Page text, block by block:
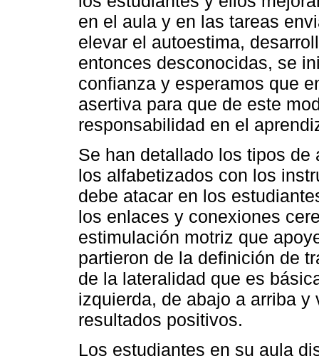
en el aula y en las tareas
elevar el autoestima,
entonces desconocidas, se
confianza y esperamos que
asertiva para que de este
responsabilidad en el
Se han detallado los tipos
los alfabetizados con los
debe atacar en los
los enlaces y conexiones
estimulación motriz que
partieron de la definición de
de la lateralidad que es
izquierda, de abajo a arriba
resultados positivos.
Los estudiantes en su aula